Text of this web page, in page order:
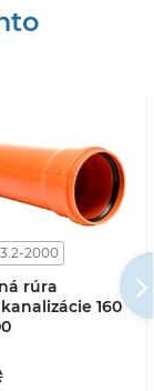
2000
rúra
160